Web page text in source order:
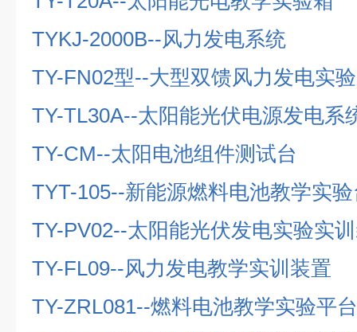
TYKJ-2000B--风力发电系统
TY-FN02型--大型双馈风力发电实
TY-TL30A--太阳能光伏电源发电系
TY-CM--太阳电池组件测试台
TYT-105--新能源燃料电池教学实
TY-PV02--太阳能光伏发电实验实
TY-FL09--风力发电教学实训装置
TY-ZRL081--燃料电池教学实验平台